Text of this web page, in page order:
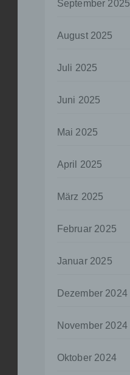
September 2025
August 2025
Juli 2025
Juni 2025
Mai 2025
April 2025
März 2025
Februar 2025
Januar 2025
Dezember 2024
November 2024
Oktober 2024